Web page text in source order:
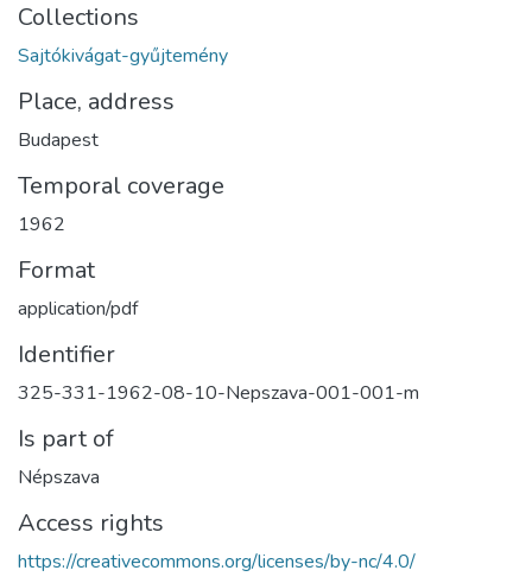
Collections
Sajtókivágat-gyűjtemény
Place, address
Budapest
Temporal coverage
1962
Format
application/pdf
Identifier
325-331-1962-08-10-Nepszava-001-001-m
Is part of
Népszava
Access rights
https://creativecommons.org/licenses/by-nc/4.0/